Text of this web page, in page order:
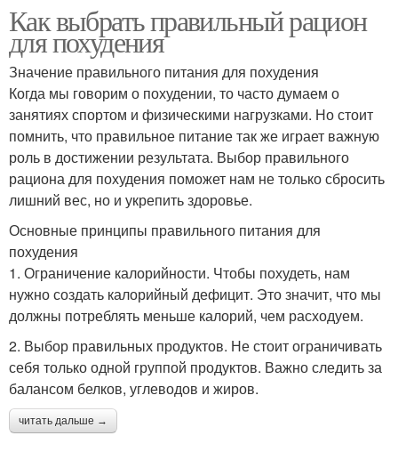
Как выбрать правильный рацион
для похудения
Значение правильного питания для похудения
Когда мы говорим о похудении, то часто думаем о
занятиях спортом и физическими нагрузками. Но стоит
помнить, что правильное питание так же играет важную
роль в достижении результата. Выбор правильного
рациона для похудения поможет нам не только сбросить
лишний вес, но и укрепить здоровье.
Основные принципы правильного питания для
похудения
1. Ограничение калорийности. Чтобы похудеть, нам
нужно создать калорийный дефицит. Это значит, что мы
должны потреблять меньше калорий, чем расходуем.
2. Выбор правильных продуктов. Не стоит ограничивать
себя только одной группой продуктов. Важно следить за
балансом белков, углеводов и жиров.
читать дальше →